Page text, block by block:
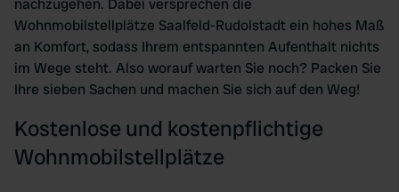
nachzugehen. Dabei versprechen die
Wohnmobilstellplätze Saalfeld-Rudolstadt ein hohes Maß
an Komfort, sodass Ihrem entspannten Aufenthalt nichts
im Wege steht. Also worauf warten Sie noch? Packen Sie
Ihre sieben Sachen und machen Sie sich auf den Weg!
Kostenlose und kostenpflichtige
Wohnmobilstellplätze